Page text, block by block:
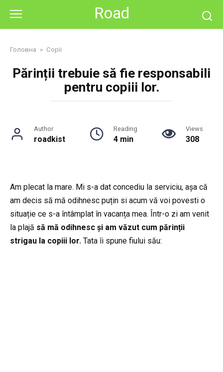
content
Road
Головна » Copii
Părinții trebuie să fie responsabili
pentru copiii lor.
Author
roadkist
Reading
4 min
Views
308
Am plecat la mare. Mi s-a dat concediu la serviciu, așa că
am decis să mă odihnesc puțin si acum vă voi povesti o
situație ce s-a întâmplat în vacanța mea. Într-o zi am venit
la plajă să mă odihnesc și am văzut cum părinții
strigau la copiii lor. Tata îi spune fiului său: